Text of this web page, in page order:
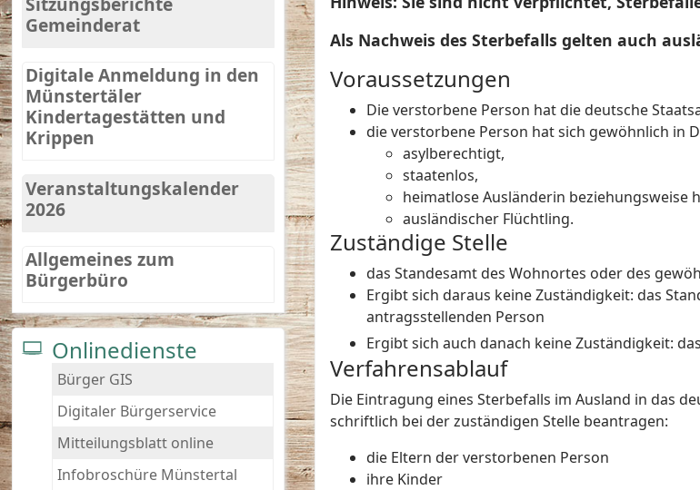
Als Nachweis des Sterbefalls gelten auch
Voraussetzungen
Die verstorbene Person hat die deutsche
die verstorbene Person hat sich gewöhnlich in
asylberechtigt,
staatenlos,
heimatlose Ausländerin beziehungsweise
ausländischer Flüchtling.
Zuständige Stelle
das Standesamt des Wohnortes oder des
Ergibt sich daraus keine Zuständigkeit: das
antragsstellenden Person
Ergibt sich auch danach keine Zuständigkeit: das
Verfahrensablauf
Die Eintragung eines Sterbefalls im Ausland in das
schriftlich bei der zuständigen Stelle beantragen:
die Eltern der verstorbenen Person
ihre Kinder
Gemeinderat
Digitale Anmeldung in den
Münstertäler
Kindertagestätten und
Krippen
Veranstaltungskalender
2026
Allgemeines zum
Bürgerbüro
Onlinedienste
Bürger GIS
Digitaler Bürgerservice
Mitteilungsblatt online
Infobroschüre Münstertal